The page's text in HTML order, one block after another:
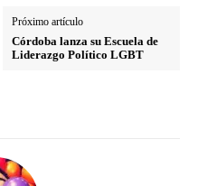
Próximo artículo
Córdoba lanza su Escuela de
Liderazgo Político LGBT